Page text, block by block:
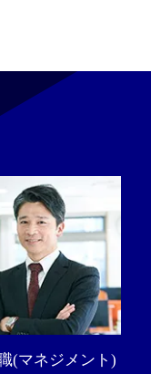
(マネジメント)